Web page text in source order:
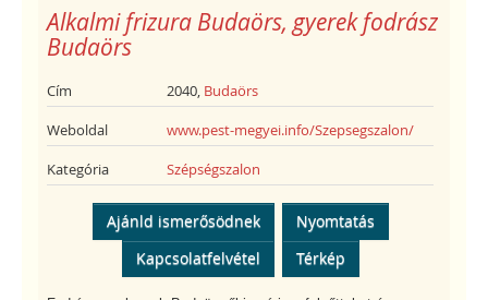
Alkalmi frizura Budaörs, gyerek fodrász
Budaörs
Cím 2040, Budaörs
Weboldal www.pest-megyei.info/Szepsegszalon/
Kategória Szépségszalon
Ajánld ismerősödnek
Nyomtatás
Kapcsolatfelvétel
Térkép